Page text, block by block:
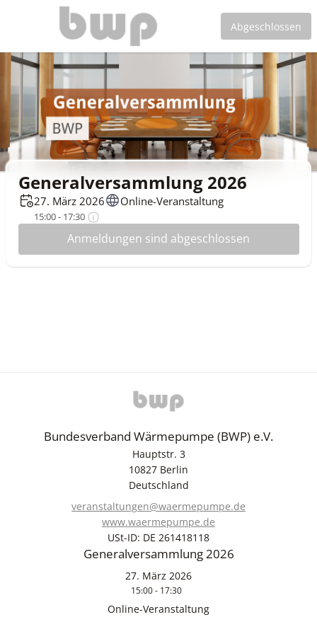
Abgeschlossen
Generalversammlung 2026
27. März 2026
15:00 - 17:30
Online-Veranstaltung
Anmeldungen sind abgeschlossen
Bundesverband Wärmepumpe (BWP) e.V.
Hauptstr. 3
10827 Berlin
Deutschland
veranstaltungen@waermepumpe.de
www.waermepumpe.de
USt-ID: DE 261418118
Generalversammlung 2026
27. März 2026
15:00 - 17:30
Online-Veranstaltung